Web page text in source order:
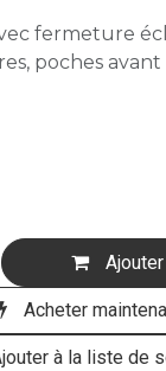
fermeture
poches avant
Acheter
à la liste de